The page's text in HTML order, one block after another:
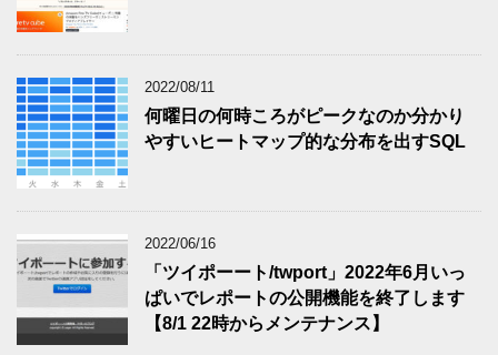
2022/08/11
何曜日の何時ころがピークなのか分かり
やすいヒートマップ的な分布を出すSQL
2022/06/16
「ツイポーート/twport」2022年6月いっ
ぱいでレポートの公開機能を終了します
【8/1 22時からメンテナンス】